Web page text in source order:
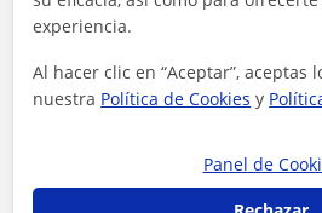
experiencia.
Al hacer clic en “Aceptar”, aceptas
nuestra Política de Cookies y
Panel de